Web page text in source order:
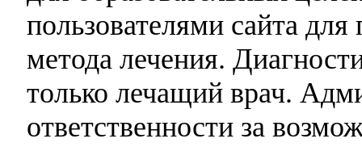
пользователями сайта
метода лечения.
только лечащий врач.
ответственности за